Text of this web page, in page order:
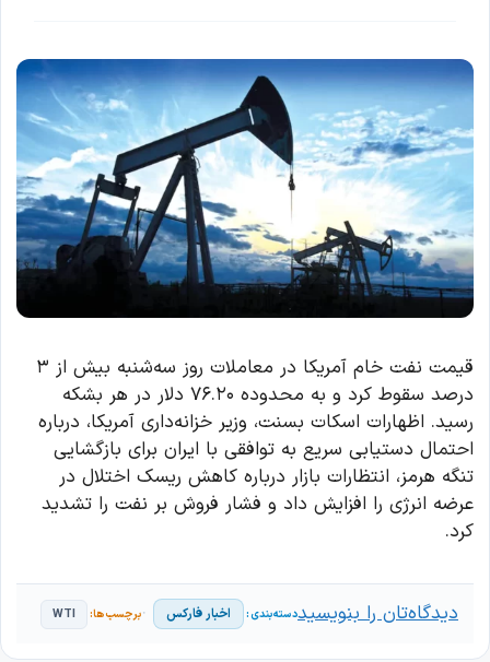
قیمت نفت خام آمریکا در معاملات روز سه‌شنبه بیش از ۳
درصد سقوط کرد و به محدوده ۷۶.۲۰ دلار در هر بشکه
رسید. اظهارات اسکات بسنت، وزیر خزانه‌داری آمریکا، درباره
احتمال دستیابی سریع به توافقی با ایران برای بازگشایی
تنگه هرمز، انتظارات بازار درباره کاهش ریسک اختلال در
عرضه انرژی را افزایش داد و فشار فروش بر نفت را تشدید
کرد.
اخبار فارکس WTI دیدگاه‌تان را بنویسید